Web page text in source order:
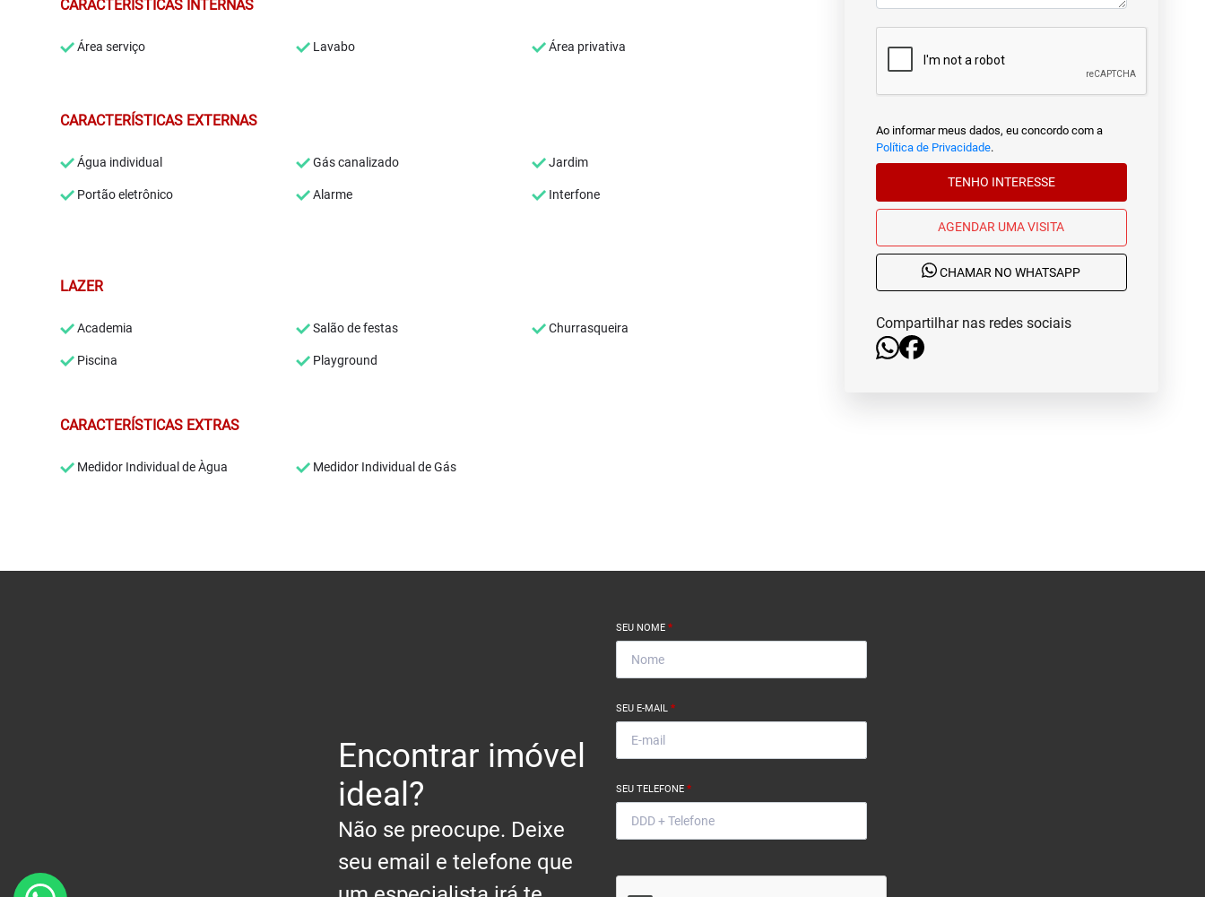
CARACTERÍSTICAS INTERNAS
Área serviço Lavabo Área privativa
CARACTERÍSTICAS EXTERNAS
Água individual Gás canalizado Jardim
Portão eletrônico Alarme Interfone
LAZER
Academia Salão de festas Churrasqueira
Piscina Playground
CARACTERÍSTICAS EXTRAS
Medidor Individual de Àgua Medidor Individual de Gás
Ao informar meus dados, eu concordo com a
Política de Privacidade.
TENHO INTERESSE
AGENDAR UMA VISITA
CHAMAR NO WHATSAPP
Compartilhar nas redes sociais
Encontrar imóvel
ideal?
Não se preocupe. Deixe
seu email e telefone que
SEU NOME *
SEU E-MAIL *
SEU TELEFONE *